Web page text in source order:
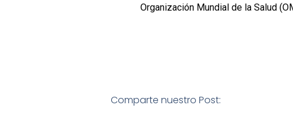
Organización Mundial de la Salud
Comparte nuestro Post: